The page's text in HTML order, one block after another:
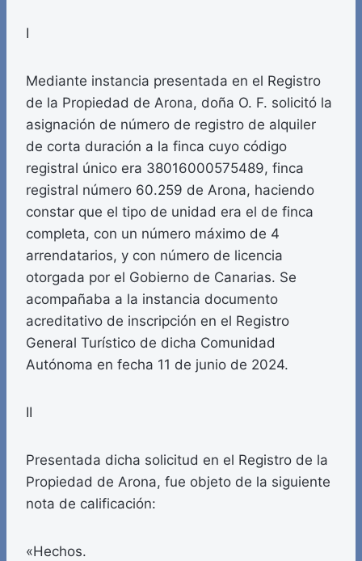
I
Mediante instancia presentada en el Registro
de la Propiedad de Arona, doña O. F. solicitó la
asignación de número de registro de alquiler
de corta duración a la finca cuyo código
registral único era 38016000575489, finca
registral número 60.259 de Arona, haciendo
constar que el tipo de unidad era el de finca
completa, con un número máximo de 4
arrendatarios, y con número de licencia
otorgada por el Gobierno de Canarias. Se
acompañaba a la instancia documento
acreditativo de inscripción en el Registro
General Turístico de dicha Comunidad
Autónoma en fecha 11 de junio de 2024.
II
Presentada dicha solicitud en el Registro de la
Propiedad de Arona, fue objeto de la siguiente
nota de calificación:
«Hechos.